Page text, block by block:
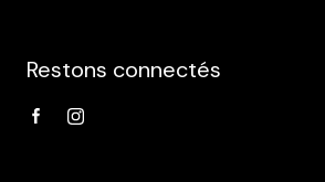
Restons connectés